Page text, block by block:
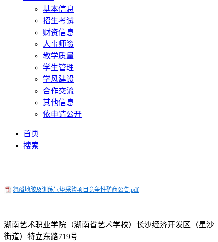
基本信息
招生考试
财资信息
人事师资
教学质量
学生管理
学风建设
合作交流
其他信息
依申请公开
首页
搜索
舞蹈地胶及训练气垫采购项目竞争性磋商公告.pdf
湖南艺术职业学院（湖南省艺术学校）长沙经济开发区（星沙
街道）特立东路719号